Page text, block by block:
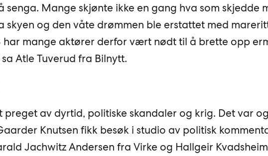
senga. Mange skjønte ikke en gang hva som skjedde
skyen og den våte drømmen ble erstattet med
har mange aktører derfor vært nødt til å brette opp
Atle Tuverud fra Bilnytt.
av dyrtid, politiske skandaler og krig. Det var
Knutsen fikk besøk i studio av politisk
Jachwitz Andersen fra Virke og Hallgeir